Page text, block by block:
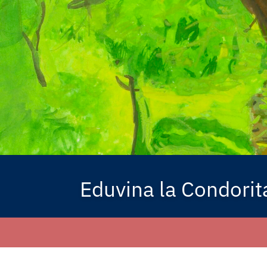
Eduvina la